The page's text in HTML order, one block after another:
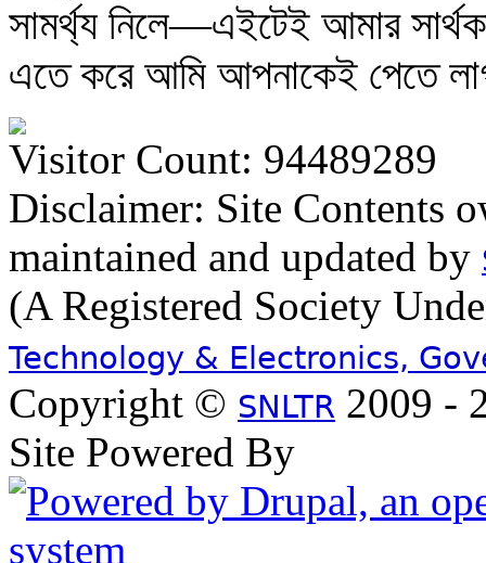
সামর্থ্য নিলে—এইটেই আমার
এতে করে আমি আপনাকেই পেতে
Visitor Count: 94489289
Disclaimer: Site Contents
maintained and updated by
(A Registered Society
Technology & Electronics,
Copyright © SNLTR 2009 -
Site Powered By